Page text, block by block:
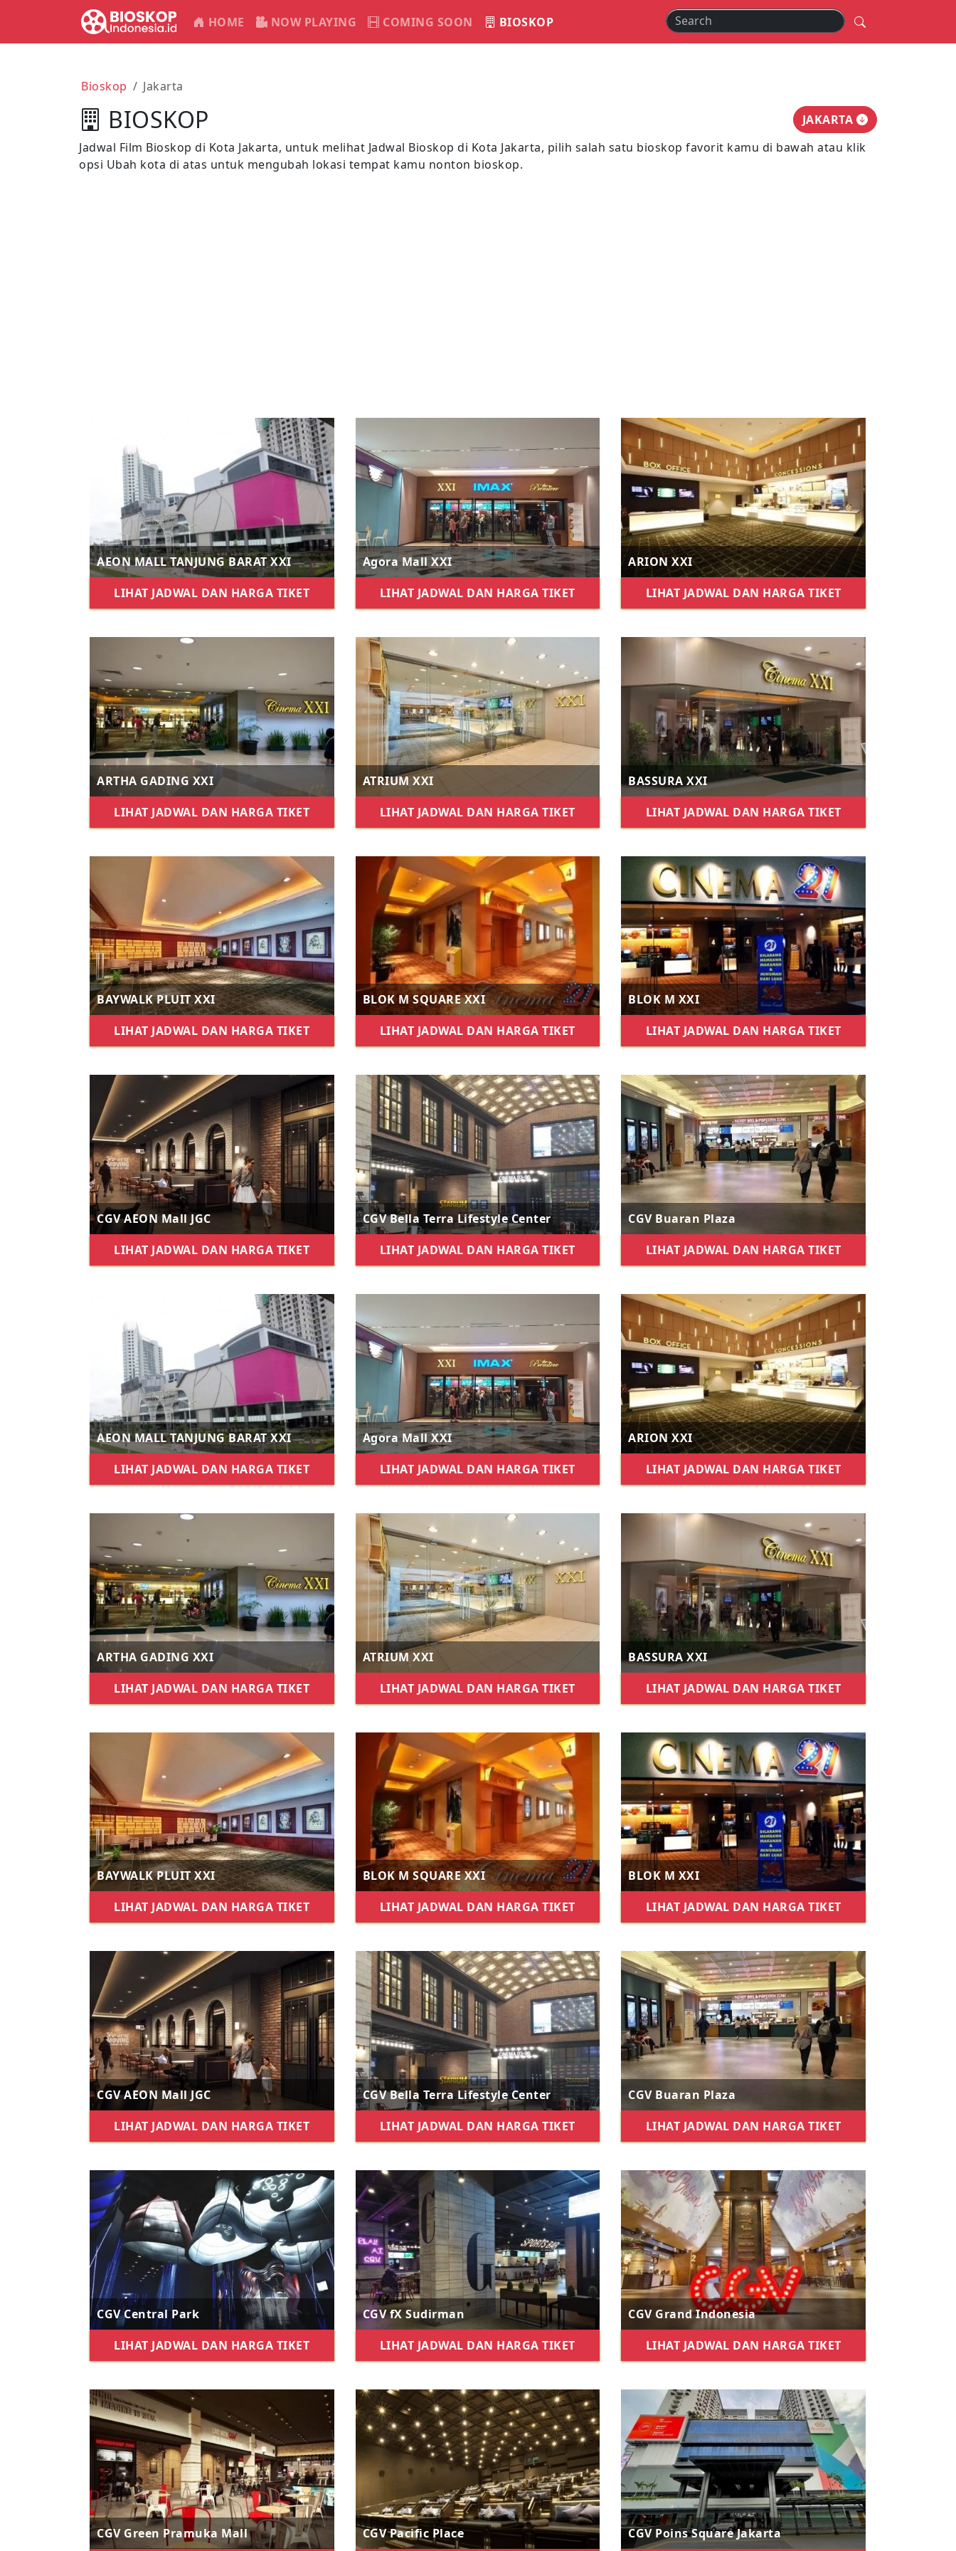
HOME NOW PLAYING COMING SOON BIOSKOP
Bioskop Jakarta
BIOSKOP
JAKARTA
Jadwal Film Bioskop di Kota Jakarta, untuk melihat Jadwal Bioskop di Kota Jakarta, pilih salah satu bioskop favorit kamu di bawah atau klik
opsi Ubah kota di atas untuk mengubah lokasi tempat kamu nonton bioskop.
AEON MALL TANJUNG BARAT XXI
LIHAT JADWAL DAN HARGA TIKET
Agora Mall XXI
LIHAT JADWAL DAN HARGA TIKET
ARION XXI
LIHAT JADWAL DAN HARGA TIKET
ARTHA GADING XXI
LIHAT JADWAL DAN HARGA TIKET
ATRIUM XXI
LIHAT JADWAL DAN HARGA TIKET
BASSURA XXI
LIHAT JADWAL DAN HARGA TIKET
BAYWALK PLUIT XXI
LIHAT JADWAL DAN HARGA TIKET
BLOK M SQUARE XXI
LIHAT JADWAL DAN HARGA TIKET
BLOK M XXI
LIHAT JADWAL DAN HARGA TIKET
CGV AEON Mall JGC
LIHAT JADWAL DAN HARGA TIKET
CGV Bella Terra Lifestyle Center
LIHAT JADWAL DAN HARGA TIKET
CGV Buaran Plaza
LIHAT JADWAL DAN HARGA TIKET
AEON MALL TANJUNG BARAT XXI
LIHAT JADWAL DAN HARGA TIKET
Agora Mall XXI
LIHAT JADWAL DAN HARGA TIKET
ARION XXI
LIHAT JADWAL DAN HARGA TIKET
ARTHA GADING XXI
LIHAT JADWAL DAN HARGA TIKET
ATRIUM XXI
LIHAT JADWAL DAN HARGA TIKET
BASSURA XXI
LIHAT JADWAL DAN HARGA TIKET
BAYWALK PLUIT XXI
LIHAT JADWAL DAN HARGA TIKET
BLOK M SQUARE XXI
LIHAT JADWAL DAN HARGA TIKET
BLOK M XXI
LIHAT JADWAL DAN HARGA TIKET
CGV AEON Mall JGC
LIHAT JADWAL DAN HARGA TIKET
CGV Bella Terra Lifestyle Center
LIHAT JADWAL DAN HARGA TIKET
CGV Buaran Plaza
LIHAT JADWAL DAN HARGA TIKET
CGV Central Park
LIHAT JADWAL DAN HARGA TIKET
CGV fX Sudirman
LIHAT JADWAL DAN HARGA TIKET
CGV Grand Indonesia
LIHAT JADWAL DAN HARGA TIKET
CGV Green Pramuka Mall CGV Pacific Place CGV Poins Square Jakarta